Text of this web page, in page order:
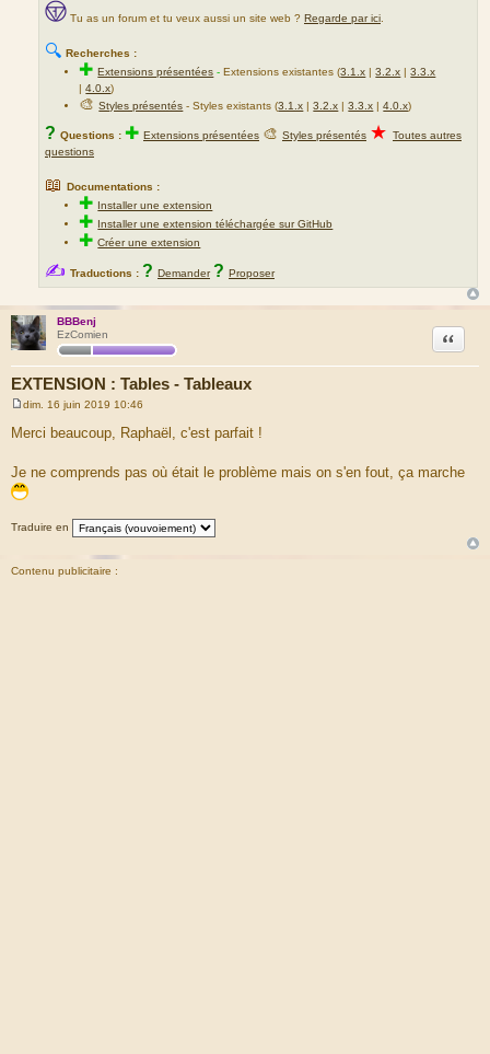
Tu as un forum et tu veux aussi un site web ? Regarde par ici
🔍 Recherches :
✚Extensions présentées -Extensions existantes (3.1.x |3.2.x |3.3.x
|4.0.x)
🎨Styles présentés - Styles existants (3.1.x |3.2.x |3.3.x |4.0.x)
? Questions : ✚ Extensions présentées 🎨 Styles présentés ★ Toutes autres
questions
📖 Documentations :
✚ Installer une extension
✚ Installer une extension téléchargée sur GitHub
✚Créer une extension
✍ Traductions : ? Demander ? Proposer
BBBenj
EzComien
EXTENSION : Tables - Tableaux
Citation
s
g
e
dim. 16 juin 2019 10:46
Merci beaucoup, Raphaël, c'est parfait !
Je ne comprends pas où était le problème mais on s'en fout, ça marche
Traduire en
Contenu publicitaire :